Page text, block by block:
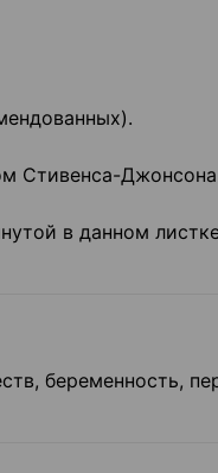
Стивенса-
в данном
беременность,